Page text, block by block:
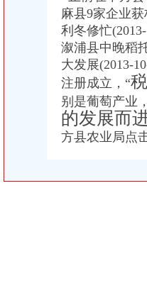
口权）
册）
渝北 （工商注册）
书个人简历汇总|欧洲
合管理办公主任个人简历汇
康_梵净月_新浪博客
理-产品展厅-国际互联网
质办理-阿里巴巴专栏
度贴吧
理进口手续？北美加洲铁杉
百度贴吧
麻县9家企业
利冬修忙
溆浦县中晚稻
大发展(2013-
注册成立，“税
别是葡萄产业
的发展而
方县农业局点